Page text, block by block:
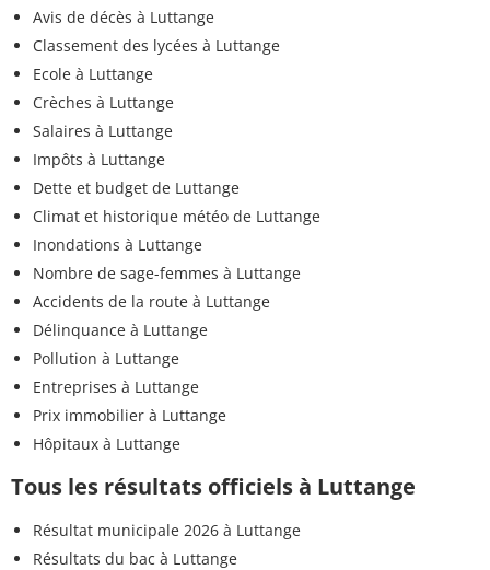
Avis de décès à Luttange
Classement des lycées à Luttange
Ecole à Luttange
Crèches à Luttange
Salaires à Luttange
Impôts à Luttange
Dette et budget de Luttange
Climat et historique météo de Luttange
Inondations à Luttange
Nombre de sage-femmes à Luttange
Accidents de la route à Luttange
Délinquance à Luttange
Pollution à Luttange
Entreprises à Luttange
Prix immobilier à Luttange
Hôpitaux à Luttange
Tous les résultats officiels à Luttange
Résultat municipale 2026 à Luttange
Résultats du bac à Luttange